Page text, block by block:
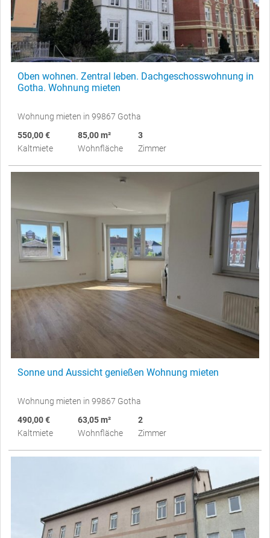
Oben wohnen. Zentral leben. Dachgeschosswohnung in
Gotha. Wohnung mieten
Wohnung mieten in 99867 Gotha
550,00 €
Kaltmiete
85,00 m²
Wohnfläche
3
Zimmer
Sonne und Aussicht genießen Wohnung mieten
Wohnung mieten in 99867 Gotha
490,00 €
Kaltmiete
63,05 m²
Wohnfläche
2
Zimmer